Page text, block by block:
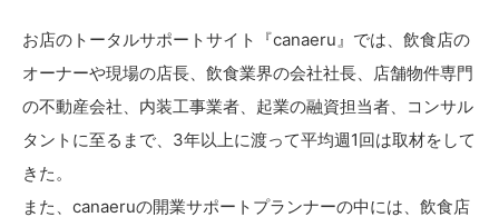
お店のトータルサポートサイト『canaeru』では、飲食店の
オーナーや現場の店長、飲食業界の会社社長、店舗物件専門
の不動産会社、内装工事業者、起業の融資担当者、コンサル
タントに至るまで、3年以上に渡って平均週1回は取材をして
きた。
また、canaeruの開業サポートプランナーの中には、飲食店